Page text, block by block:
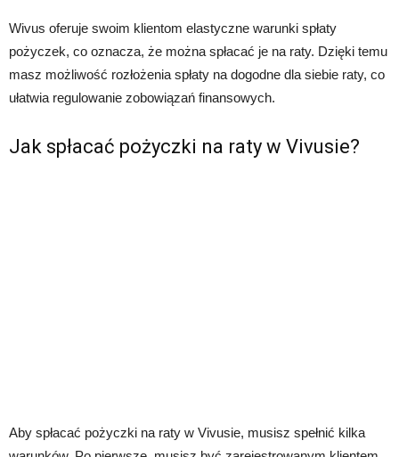
Wivus oferuje swoim klientom elastyczne warunki spłaty
pożyczek, co oznacza, że ​​można spłacać je na raty. Dzięki temu
masz możliwość rozłożenia spłaty na dogodne dla siebie raty, co
ułatwia regulowanie zobowiązań finansowych.
Jak spłacać pożyczki na raty w Vivusie?
Aby spłacać pożyczki na raty w Vivusie, musisz spełnić kilka